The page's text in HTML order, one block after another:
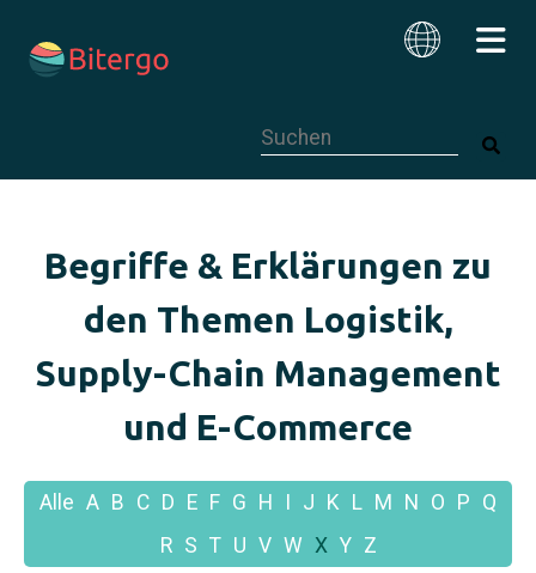
Begriffe & Erklärungen zu
den Themen Logistik,
Supply-Chain Management
und E-Commerce
Alle A B C D E F G H J K L M N O P Q
R S T U V W X Y Z